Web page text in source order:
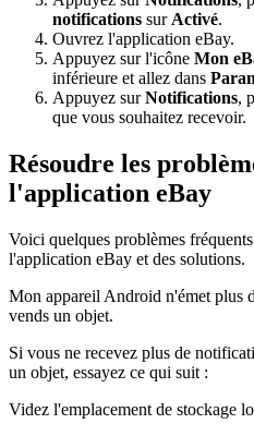
notifications sur Activé.
Ouvrez l'application eBay.
Appuyez sur l'icône Mon
inférieure et allez dans
Appuyez surNotifications,
que vous souhaitez recevoir.
Résoudre les
l'application eBay
Voici quelques problèmes
l'application eBay et des solutions.
Mon appareil Android n'émet plus
vends un objet.
Si vous ne recevez plus de
un objet, essayez ce qui suit :
Videz l'emplacement de stockage